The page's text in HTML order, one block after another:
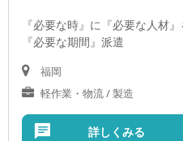
『必要な時』に『必要な人材』
『必要な期間』派遣
福岡
軽作業・物流 / 製造
詳しくみる